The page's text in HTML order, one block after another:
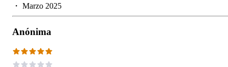
・ Marzo 2025
Anónima